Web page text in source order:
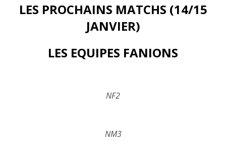
LES PROCHAINS MATCHS (14/15
JANVIER)
LES EQUIPES FANIONS
NF2
NM3